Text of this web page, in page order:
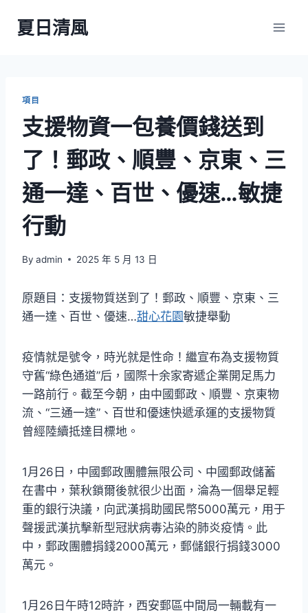
夏日清風
項目
支援物資一包養價錢送到
了！郵政、順豐、京東、三
通一達、百世、優速…敏捷
行動
By admin 2025 年 5 月 13 日
原題目：支援物質送到了！郵政、順豐、京東、三
通一達、百世、優速…甜心花園敏捷舉動
疫情就是號令，時光就是性命！繼宣布為支援物質
守舊“綠色通道”后，國際十余家寄遞企業開足馬力
一路前行。截至今朝，由中國郵政、順豐、京東物
流、“三通一達”、百世和優速快遞承運的支援物質
曾經陸續抵達目標地。
1月26日，中國郵政團體無限公司、中國郵政儲蓄
在書中，葉秋鎖爾後就很少出面，淪為一個舉足輕
重的銀行決議，向武漢捐助國民幣5000萬元，用于
聲援武漢抗擊新型冠狀病毒沾染的肺炎疫情。此
中，郵政團體捐錢2000萬元，郵儲銀行捐錢3000
萬元。
1月26日午時12時許，西安郵區中間局一輛載有一